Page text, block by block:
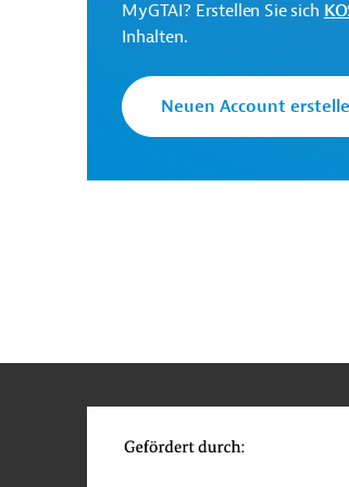
Bei Fragen wenden Sie sich bitte
97 Millionen Euro
Originaldokument:
Land-
MyGTAI? Erstellen Sie sich
Inhalten.
Neuen Account